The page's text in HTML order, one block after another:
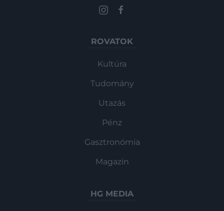
ROVATOK
Kultúra
Tudomány
Utazás
Pénz
Gasztronómia
Magazin
HG MEDIA